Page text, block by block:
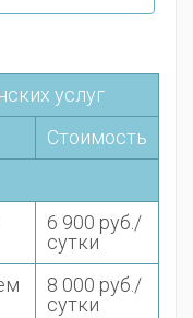
услуг
Стоимость
6 900 руб./
сутки
8 000 руб./
сутки